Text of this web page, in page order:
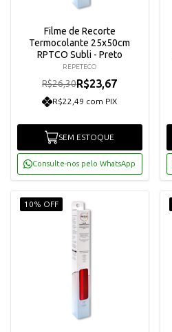
Filme de Recorte
Termocolante 25x50cm
RPTCO Subli - Preto
REPETECO
R$26,30R$23,67
R$22,49 com PIX
SEM ESTOQUE
Consulte-nos pelo WhatsApp
10% OFF